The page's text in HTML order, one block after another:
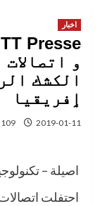
اخبار
و
الكشك
ٳفريقيا
2019-01-11
109
اصيلة –
احتفلت